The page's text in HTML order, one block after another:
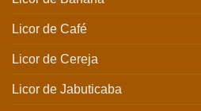
Licor de Café
Licor de Cereja
Licor de Jabuticaba